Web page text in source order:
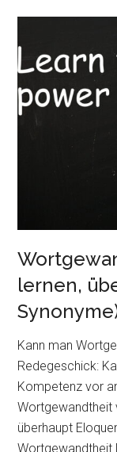
der
lernen,
Kann man
Redegeschick:
Kompetenz vor
Wortgewandtheit
überhaupt
Wortgewandtheit